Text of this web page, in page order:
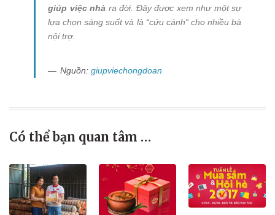
giúp việc nhà ra đời. Đây được xem như một sự
lựa chọn sáng suốt và là “cứu cánh” cho nhiều bà
nội trợ.
Nguồn: giupviechongdoan
Có thể bạn quan tâm …